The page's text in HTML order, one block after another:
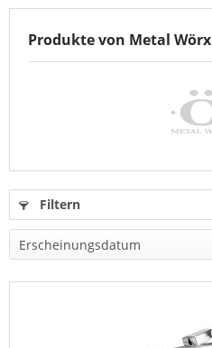
Produkte von Metal Wörx
Filtern